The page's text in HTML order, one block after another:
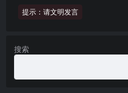
提示：请文明发言
搜索